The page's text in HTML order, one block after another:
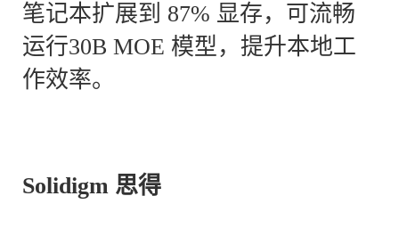
笔记本扩展到 87% 显存，可流畅
运行30B MOE 模型，提升本地工
作效率。
Solidigm 思得